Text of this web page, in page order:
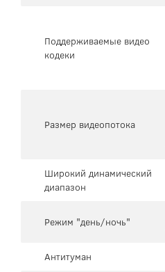
Поддерживаемые видео
кодеки
Размер видеопотока
Широкий динамический
диапазон
Режим "день/ночь"
Антитуман